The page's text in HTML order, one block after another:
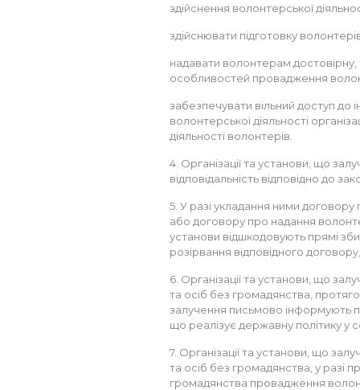
здійснення волонтерської
здійснювати підготовку
надавати волонтерам
особливостей провадження
забезпечувати вільний доступ до
волонтерської діяльності
діяльності волонтерів.
4. Організації та установи, що
відповідальність відповідно до
5. У разі укладання ними
або договору про надання
установи відшкодовують прямі
розірвання відповідного
6. Організації та установи, що
та осіб без громадянства,
залучення письмово інформують
що реалізує державну політику у
7. Організації та установи, що
та осіб без громадянства, у разі
громадянства провадження